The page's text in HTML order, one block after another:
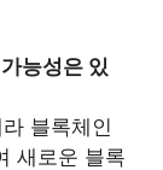
능성은 있
블록체인
새로운 블록